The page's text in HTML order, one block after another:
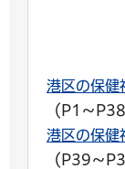
港区の保
（P1～P38
港区の保
（P39～